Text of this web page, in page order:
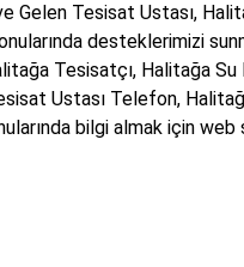
Gelen Tesisat Ustası,
desteklerimizi
Tesisatçı, Halitağa
Ustası Telefon,
bilgi almak için